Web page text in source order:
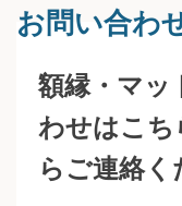
お問い合わ
額縁・マッ
わせはこ
らご連絡く